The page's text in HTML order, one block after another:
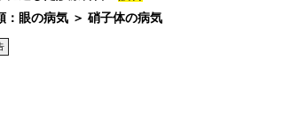
：眼の病気 ＞ 硝子体の病気